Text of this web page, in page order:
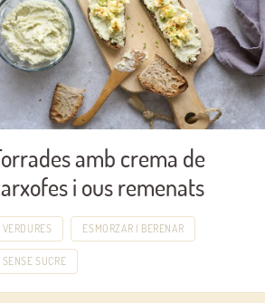
amb crema de
i ous remenats
VERDURES ESMORZAR I BERENAR
SENSE SUCRE